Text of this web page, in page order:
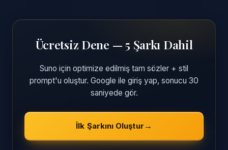
Ücretsiz Dene — 5 Şarkı Dahil
Suno için optimize edilmiş tam sözler + stil
prompt'u oluştur. Google ile giriş yap, sonucu 30
saniyede gör.
İlk Şarkını Oluştur